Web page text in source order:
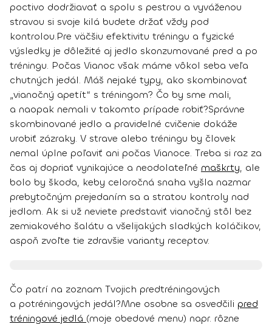
poctivo dodržiavať a spolu s pestrou a vyváženou
stravou si svoje kilá budete držať vždy pod
kontrolou.Pre väčšiu efektivitu tréningu a fyzické
výsledky je dôležité aj jedlo skonzumované pred a po
tréningu. Počas Vianoc však máme vôkol seba veľa
chutných jedál. Máš nejaké typy, ako skombinovať
„vianočný apetít“ s tréningom? Čo by sme mali,
a naopak nemali v takomto prípade robiť?Správne
skombinované jedlo a pravidelné cvičenie dokáže
urobiť zázraky. V strave alebo tréningu by človek
nemal úplne poľaviť ani počas Vianoce. Treba si raz za
čas aj dopriať vynikajúce a neodolateľné maškrty, ale
bolo by škoda, keby celoročná snaha vyšla nazmar
prebytočným prejedaním sa a stratou kontroly nad
jedlom. Ak si už neviete predstaviť vianočný stôl bez
zemiakového šalátu a všelijakých sladkých koláčikov,
aspoň zvoľte tie zdravšie varianty receptov.
Čo patrí na zoznam Tvojich predtréningových
a potréningových jedál?Mne osobne sa osvedčili pred
tréningové jedlá (moje obedové menu) napr. rôzne